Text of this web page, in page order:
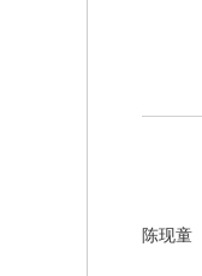
陈现童